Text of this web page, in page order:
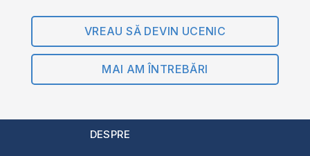
VREAU SĂ DEVIN UCENIC
MAI AM ÎNTREBĂRI
DESPRE